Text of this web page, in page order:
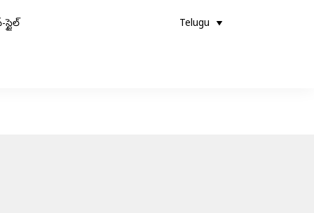
స్టైల్ Telugu